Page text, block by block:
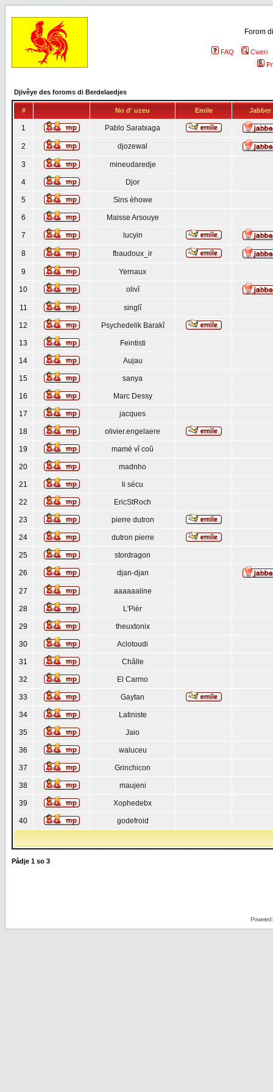
Forom
FAQ
Cweri
Djivêye des foroms di Berdelaedjes
# No d' uzeu Emile Jabber
1 Pablo Saratxaga
2 djozewal
3 mineudaredje
4 Djor
5 Sins èhowe
6 Maisse Arsouye
7 lucyin
8 fbaudoux_ir
9 Yernaux
10 olivî
11 singlî
12 Psychedelik Barakî
13 Feintisti
14 Aujau
15 sanya
16 Marc Dessy
17 jacques
18 olivier.engelaere
19 mamé vî coû
20 madnho
21 li sécu
22 EricStRoch
23 pierre dutron
24 dutron pierre
25 stordragon
26 djan-djan
27 aaaaaaline
28 L'Pièr
29 theuxtonix
30 Aclotoudi
31 Châlle
32 El Carmo
33 Gaytan
34 Latiniste
35 Jaio
36 waluceu
37 Grinchicon
38 maujeni
39 Xophedebx
40 godefroid
Pådje 1 so 3
Powered